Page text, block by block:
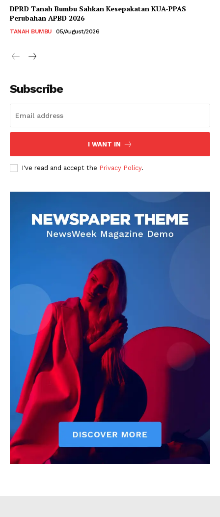
DPRD Tanah Bumbu Sahkan Kesepakatan KUA-PPAS
Perubahan APBD 2026
TANAH BUMBU 05/August/2026
Subscribe
I WANT IN
I've read and accept the Privacy Policy.